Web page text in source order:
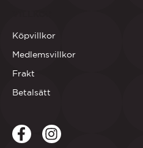
Köpvillkor
Medlemsvillkor
Frakt
Betalsätt
FacebookLinkedIn